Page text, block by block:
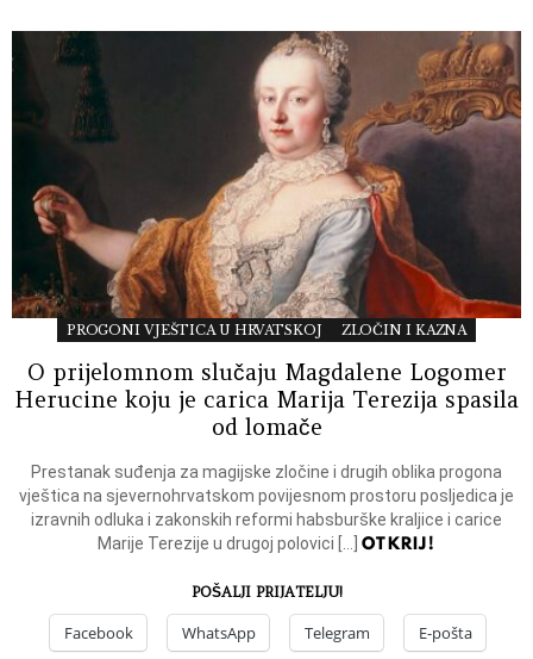
PROGONI VJEŠTICA U HRVATSKOJ ZLOČIN I KAZNA
O prijelomnom slučaju Magdalene Logomer
Herucine koju je carica Marija Terezija spasila
od lomače
Prestanak suđenja za magijske zločine i drugih oblika progona
vještica na sjevernohrvatskom povijesnom prostoru posljedica je
izravnih odluka i zakonskih reformi habsburške kraljice i carice
Marije Terezije u drugoj polovici […] OTKRIJ!
POŠALJI PRIJATELJU!
Facebook WhatsApp Telegram E-pošta